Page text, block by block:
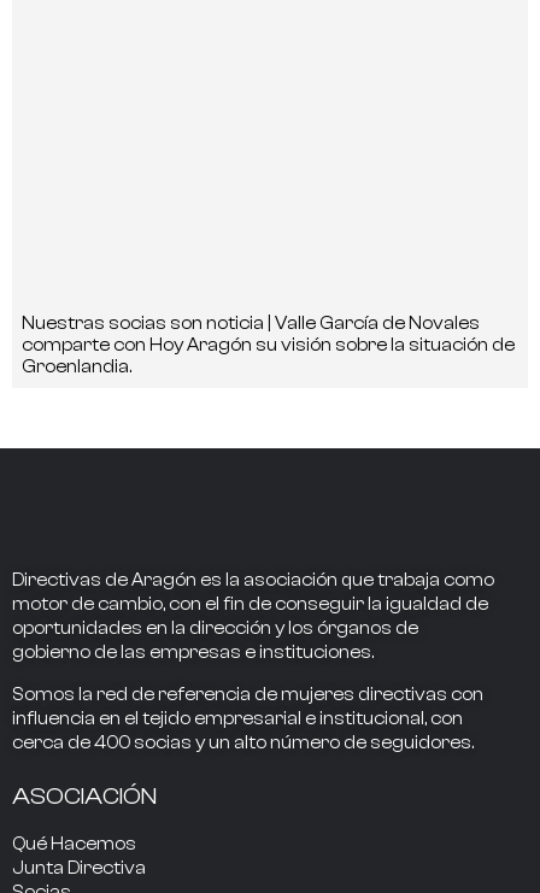
Nuestras socias son noticia | Valle García de Novales
comparte con Hoy Aragón su visión sobre la situación de
Groenlandia.
Directivas de Aragón es la asociación que trabaja como
motor de cambio, con el fin de conseguir la igualdad de
oportunidades en la dirección y los órganos de
gobierno de las empresas e instituciones.
Somos la red de referencia de mujeres directivas con
influencia en el tejido empresarial e institucional, con
cerca de400 socias y un alto número de seguidores.
ASOCIACIÓN
Qué Hacemos
Junta Directiva